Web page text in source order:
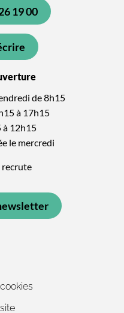
19 00
de 8h15
à 17h15
à 12h15
le mercredi
recrute